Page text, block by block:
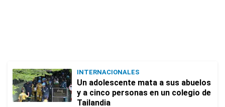
INTERNACIONALES
Un adolescente mata a sus abuelos
y a cinco personas en un colegio de
Tailandia